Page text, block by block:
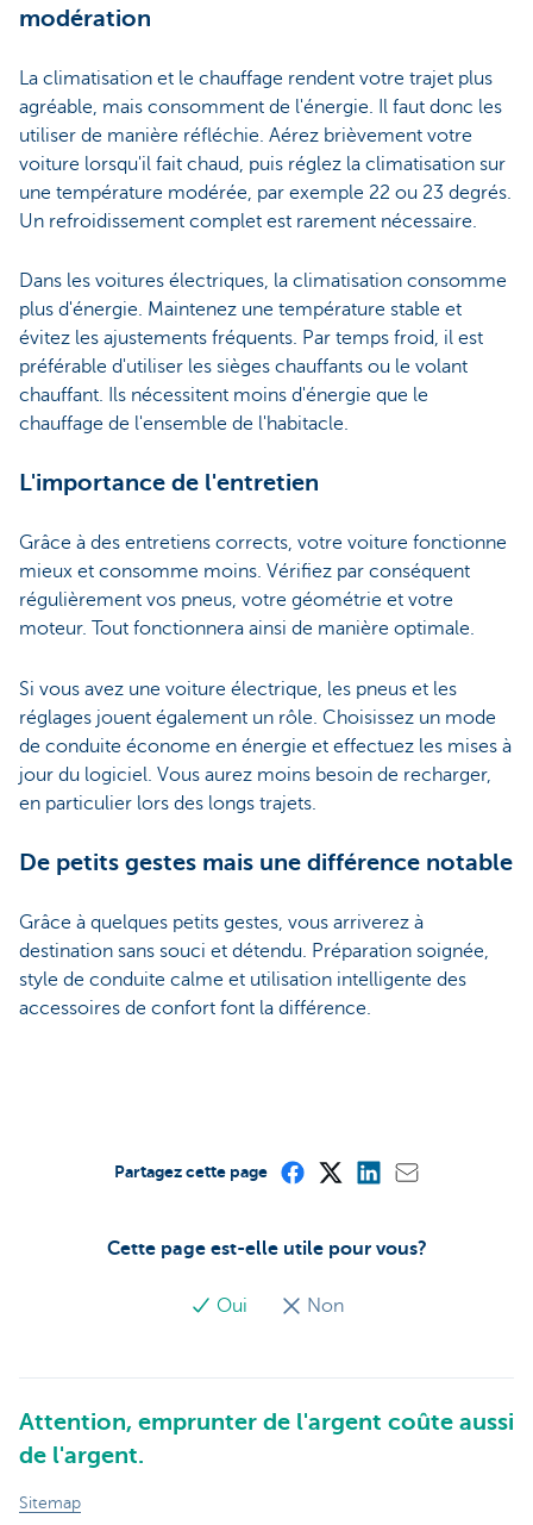
modération
La climatisation et le chauffage rendent votre trajet plus
agréable, mais consomment de l'énergie. Il faut donc les
utiliser de manière réfléchie. Aérez brièvement votre
voiture lorsqu'il fait chaud, puis réglez la climatisation sur
une température modérée, par exemple 22 ou 23 degrés.
Un refroidissement complet est rarement nécessaire.
Dans les voitures électriques, la climatisation consomme
plus d'énergie. Maintenez une température stable et
évitez les ajustements fréquents. Par temps froid, il est
préférable d'utiliser les sièges chauffants ou le volant
chauffant. Ils nécessitent moins d'énergie que le
chauffage de l'ensemble de l'habitacle.
L'importance de l'entretien
Grâce à des entretiens corrects, votre voiture fonctionne
mieux et consomme moins. Vérifiez par conséquent
régulièrement vos pneus, votre géométrie et votre
moteur. Tout fonctionnera ainsi de manière optimale.
Si vous avez une voiture électrique, les pneus et les
réglages jouent également un rôle. Choisissez un mode
de conduite économe en énergie et effectuez les mises à
jour du logiciel. Vous aurez moins besoin de recharger,
en particulier lors des longs trajets.
De petits gestes mais une différence notable
Grâce à quelques petits gestes, vous arriverez à
destination sans souci et détendu. Préparation soignée,
style de conduite calme et utilisation intelligente des
accessoires de confort font la différence.
Cette page est-elle utile pour vous?
Oui Non
Partagez cette page
Attention, emprunter de l'argent coûte aussi
de l'argent.
Sitemap